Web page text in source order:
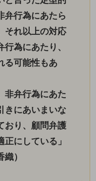
弁行為にあたら
それ以上の対応
為にあたり、
る可能性もあ
非弁行為にあた
きにあいまいな
おり、顧問弁護
にしている」
）